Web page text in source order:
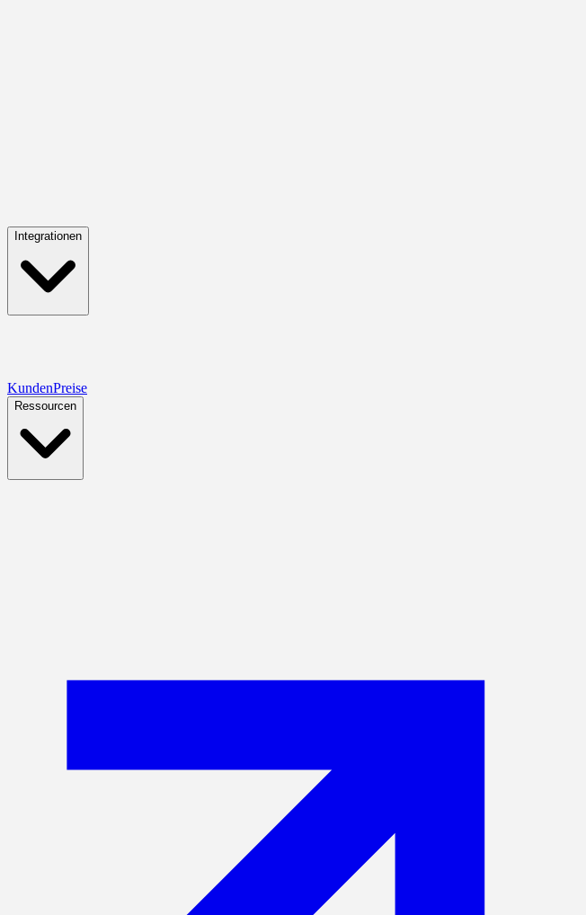
Integrationen
KundenPreise
Ressourcen